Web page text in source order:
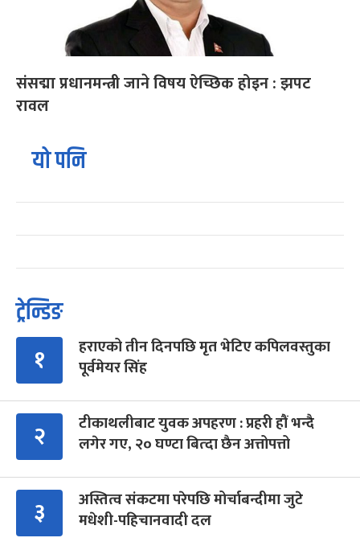
संसद्मा प्रधानमन्त्री जाने विषय ऐच्छिक होइन : झपट
रावल
यो पनि
ट्रेन्डिङ
१
हराएको तीन दिनपछि मृत भेटिए कपिलवस्तुका
पूर्वमेयर सिंह
२
टीकाथलीबाट युवक अपहरण : प्रहरी हौं भन्दै
लगेर गए, २० घण्टा बित्दा छैन अत्तोपत्तो
३
अस्तित्व संकटमा परेपछि मोर्चाबन्दीमा जुटे
मधेशी-पहिचानवादी दल